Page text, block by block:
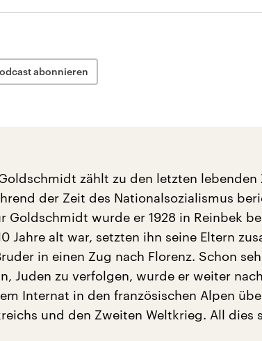
abonnieren
zählt zu den letzten lebenden
der Zeit des Nationalsozialismus
Goldschmidt wurde er 1928 in Reinbek
Jahre alt war, setzten ihn seine Eltern
in einen Zug nach Florenz. Schon
Juden zu verfolgen, wurde er weiter
Internat in den französischen Alpen
und den Zweiten Weltkrieg. All dies